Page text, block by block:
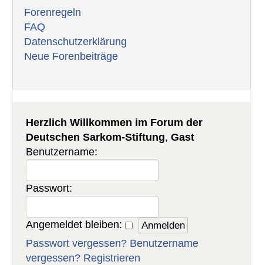
Forenregeln
FAQ
Datenschutzerklärung
Neue Forenbeiträge
Herzlich Willkommen im Forum der
Deutschen Sarkom-Stiftung,Gast
Benutzername:
Passwort:
Angemeldet bleiben:
Passwort vergessen? Benutzername
vergessen? Registrieren